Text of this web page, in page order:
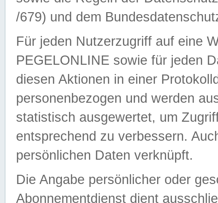
/679) und dem
Für jeden Nutzerzugriff auf eine
PEGELONLINE sowie für jeden
diesen Aktionen in einer
personenbezogen und werden
statistisch ausgewertet, um
entsprechend zu verbessern.
persönlichen Daten verknüpft.
Die Angabe persönlicher oder
Abonnementdienst dient